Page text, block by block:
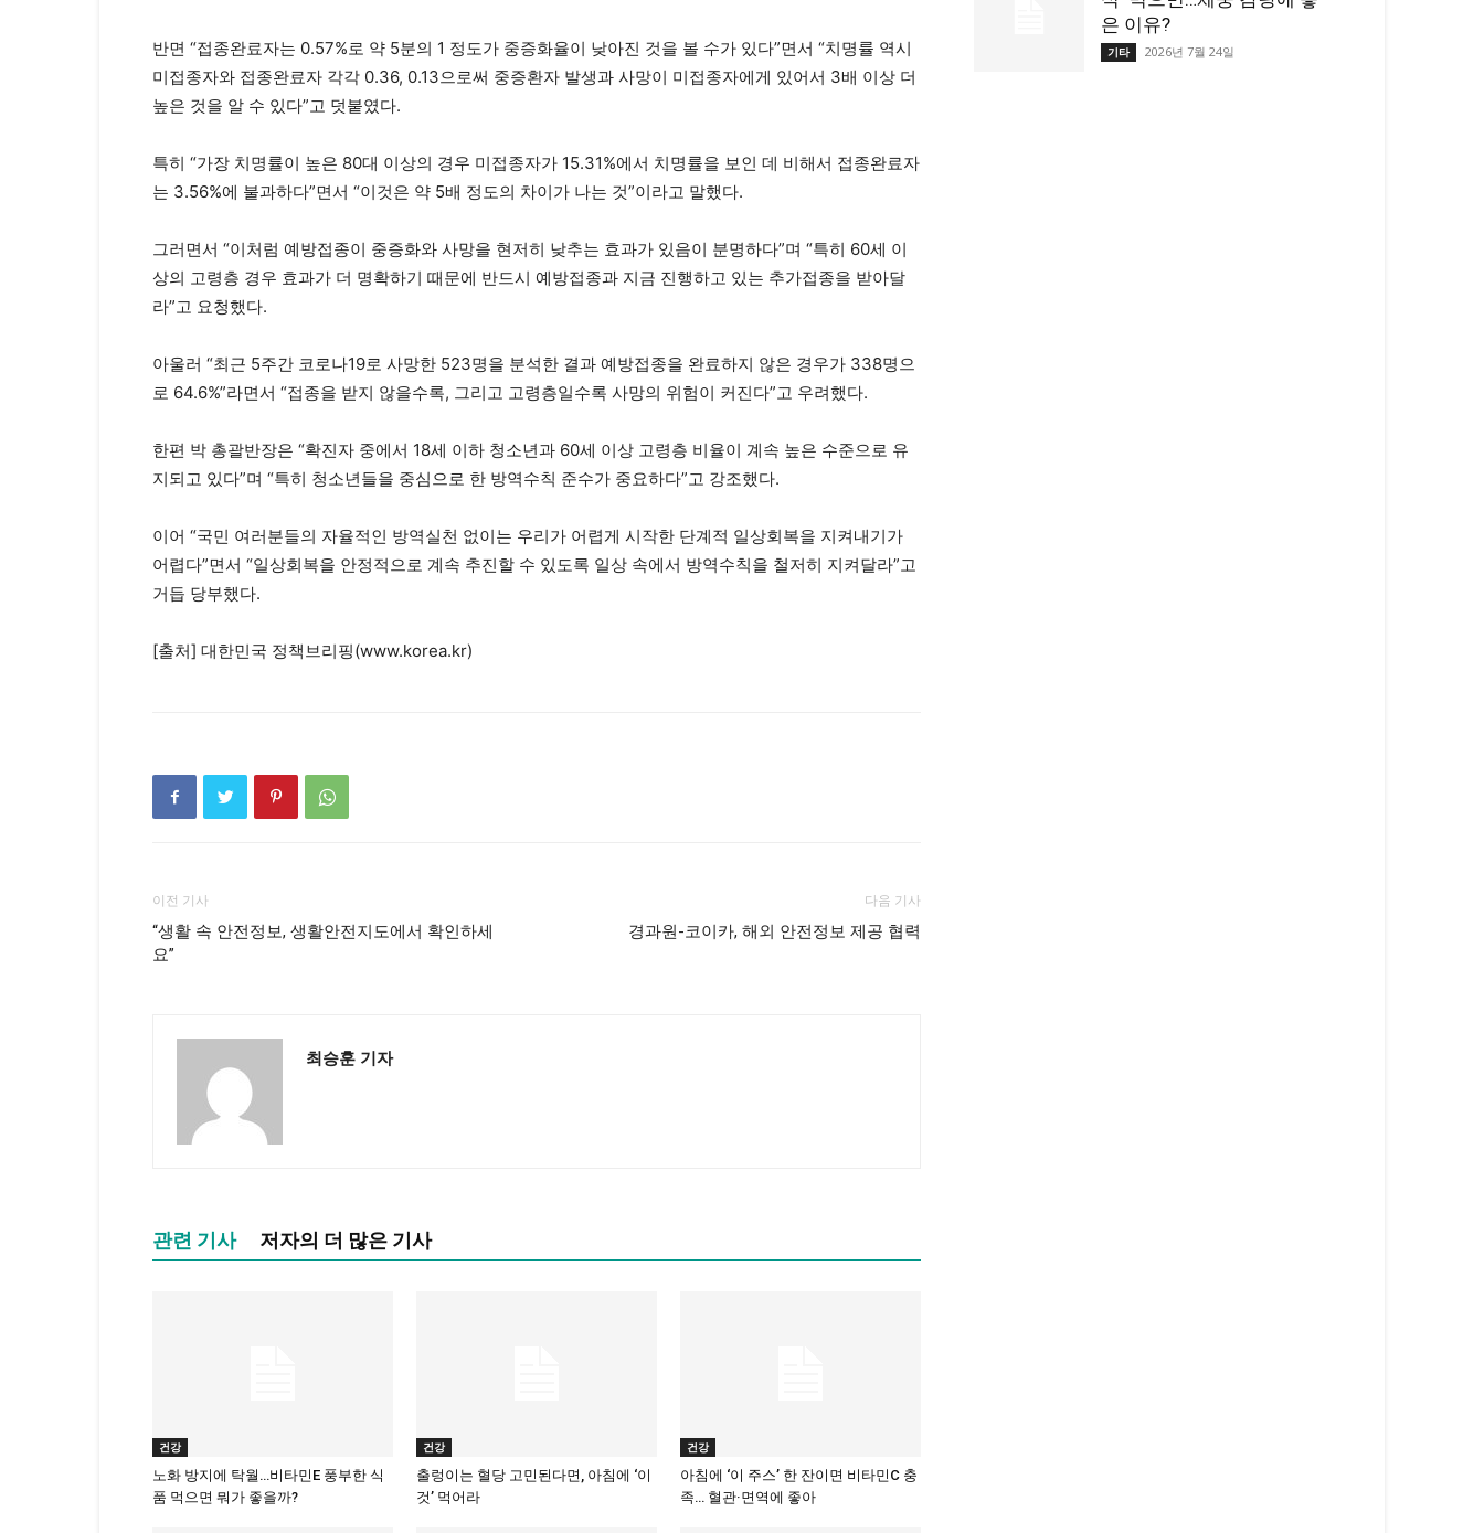
반면 “접종완료자는 0.57%로 약 5분의 1 정도가 중증화율이 낮아진 것을 볼 수가 있다”면서 “치명률 역시
미접종자와 접종완료자 각각 0.36, 0.13으로써 중증환자 발생과 사망이 미접종자에게 있어서 3배 이상 더
높은 것을 알 수 있다”고 덧붙였다.
특히 “가장 치명률이 높은 80대 이상의 경우 미접종자가 15.31%에서 치명률을 보인 데 비해서 접종완료자
는 3.56%에 불과하다”면서 “이것은 약 5배 정도의 차이가 나는 것”이라고 말했다.
그러면서 “이처럼 예방접종이 중증화와 사망을 현저히 낮추는 효과가 있음이 분명하다”며 “특히 60세 이
상의 고령층 경우 효과가 더 명확하기 때문에 반드시 예방접종과 지금 진행하고 있는 추가접종을 받아달
라”고 요청했다.
아울러 “최근 5주간 코로나19로 사망한 523명을 분석한 결과 예방접종을 완료하지 않은 경우가 338명으
로 64.6%”라면서 “접종을 받지 않을수록, 그리고 고령층일수록 사망의 위험이 커진다”고 우려했다.
한편 박 총괄반장은 “확진자 중에서 18세 이하 청소년과 60세 이상 고령층 비율이 계속 높은 수준으로 유
지되고 있다”며 “특히 청소년들을 중심으로 한 방역수칙 준수가 중요하다”고 강조했다.
이어 “국민 여러분들의 자율적인 방역실천 없이는 우리가 어렵게 시작한 단계적 일상회복을 지켜내기가
어렵다”면서 “일상회복을 안정적으로 계속 추진할 수 있도록 일상 속에서 방역수칙을 철저히 지켜달라”고
거듭 당부했다.
[출처] 대한민국 정책브리핑(www.korea.kr)
이전 기사
“생활 속 안전정보, 생활안전지도에서 확인하세
요”
다음 기사
경과원-코이카, 해외 안전정보 제공 협력
최승훈 기자
관련 기사 저자의 더 많은 기사
건강
노화 방지에 탁월…비타민E 풍부한 식
품 먹으면 뭐가 좋을까?
건강
출렁이는 혈당 고민된다면, 아침에 ‘이
것’ 먹어라
건강
아침에 ‘이 주스’ 한 잔이면 비타민C 충
족… 혈관·면역에 좋아
은 이유?
기타 2026년 7월 24일